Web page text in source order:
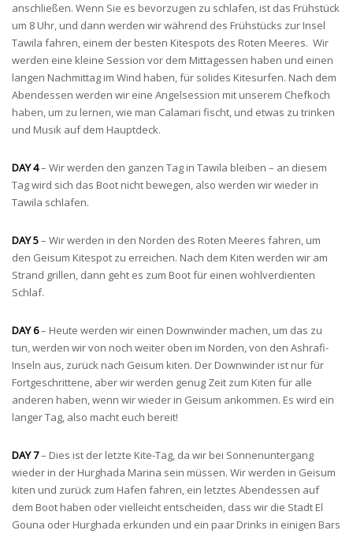
anschließen. Wenn Sie es bevorzugen zu schlafen, ist das Frühstück
um 8 Uhr, und dann werden wir während des Frühstücks zur Insel
Tawila fahren, einem der besten Kitespots des Roten Meeres. Wir
werden eine kleine Session vor dem Mittagessen haben und einen
langen Nachmittag im Wind haben, für solides Kitesurfen. Nach dem
Abendessen werden wir eine Angelsession mit unserem Chefkoch
haben, um zu lernen, wie man Calamari fischt, und etwas zu trinken
und Musik auf dem Hauptdeck.
DAY 4– Wir werden den ganzen Tag in Tawila bleiben – an diesem
Tag wird sich das Boot nicht bewegen, also werden wir wieder in
Tawila schlafen.
DAY 5– Wir werden in den Norden des Roten Meeres fahren, um
den Geisum Kitespot zu erreichen. Nach dem Kiten werden wir am
Strand grillen, dann geht es zum Boot für einen wohlverdienten
Schlaf.
DAY 6– Heute werden wir einen Downwinder machen, um das zu
tun, werden wir von noch weiter oben im Norden, von den Ashrafi-
Inseln aus, zurück nach Geisum kiten. Der Downwinder ist nur für
Fortgeschrittene, aber wir werden genug Zeit zum Kiten für alle
anderen haben, wenn wir wieder in Geisum ankommen. Es wird ein
langer Tag, also macht euch bereit!
DAY 7– Dies ist der letzte Kite-Tag, da wir bei Sonnenuntergang
wieder in der Hurghada Marina sein müssen. Wir werden in Geisum
kiten und zurück zum Hafen fahren, ein letztes Abendessen auf
dem Boot haben oder vielleicht entscheiden, dass wir die Stadt El
Gouna oder Hurghada erkunden und ein paar Drinks in einigen Bars